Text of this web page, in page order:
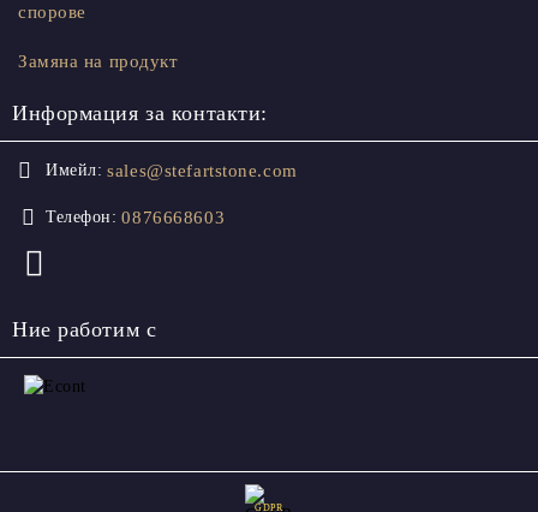
спорове
Замяна на продукт
Информация за контакти:
Имейл: sales@stefartstone.com
Телефон: 0876668603
Ние работим с
GDPR